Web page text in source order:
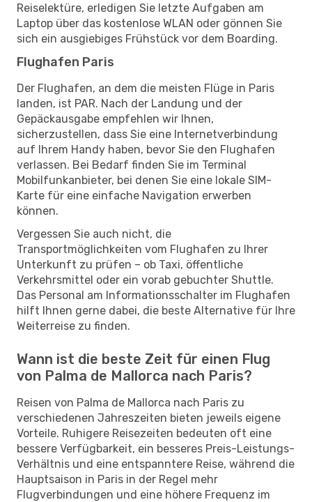
Reiselektüre, erledigen Sie letzte Aufgaben am
Laptop über das kostenlose WLAN oder gönnen Sie
sich ein ausgiebiges Frühstück vor dem Boarding.
Flughafen Paris
Der Flughafen, an dem die meisten Flüge in Paris
landen, ist PAR. Nach der Landung und der
Gepäckausgabe empfehlen wir Ihnen,
sicherzustellen, dass Sie eine Internetverbindung
auf Ihrem Handy haben, bevor Sie den Flughafen
verlassen. Bei Bedarf finden Sie im Terminal
Mobilfunkanbieter, bei denen Sie eine lokale SIM-
Karte für eine einfache Navigation erwerben
können.
Vergessen Sie auch nicht, die
Transportmöglichkeiten vom Flughafen zu Ihrer
Unterkunft zu prüfen – ob Taxi, öffentliche
Verkehrsmittel oder ein vorab gebuchter Shuttle.
Das Personal am Informationsschalter im Flughafen
hilft Ihnen gerne dabei, die beste Alternative für Ihre
Weiterreise zu finden.
Wann ist die beste Zeit für einen Flug
von Palma de Mallorca nach Paris?
Reisen von Palma de Mallorca nach Paris zu
verschiedenen Jahreszeiten bieten jeweils eigene
Vorteile. Ruhigere Reisezeiten bedeuten oft eine
bessere Verfügbarkeit, ein besseres Preis-Leistungs-
Verhältnis und eine entspanntere Reise, während die
Hauptsaison in Paris in der Regel mehr
Flugverbindungen und eine höhere Frequenz im